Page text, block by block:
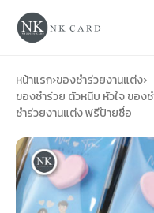
การ์ดแต่งงาน
ของชำร่วยงานแต่ง
ของรับไหว้
ป้ายของชำร่วยงานแต่ง
หน้าแรก›ของชำร่วยงานแต่ง›
ของชำร่วย ตัวหนีบ หัวใจ ขอ
ชำร่วยงานแต่ง ฟรีป้ายชื่อ